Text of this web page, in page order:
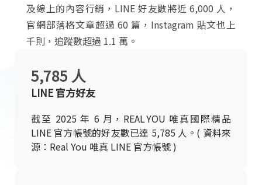
及線上的內容行銷，LINE 好友數將近 6,000 人，
官網部落格文章超過 60 篇，Instagram 貼文也上
千則，追蹤數超過 1.1 萬。
LINE 官方好友
截至 2025 年 6 月，REAL YOU 唯真國際精品
LINE 官方帳號的好友數已達 5,785 人。( 資料來
源：Real You 唯真 LINE 官方帳號 )
5,785 人